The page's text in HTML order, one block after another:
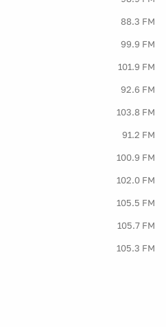
88.3 FM
99.9 FM
101.9 FM
92.6 FM
103.8 FM
91.2 FM
100.9 FM
102.0 FM
105.5 FM
105.7 FM
105.3 FM